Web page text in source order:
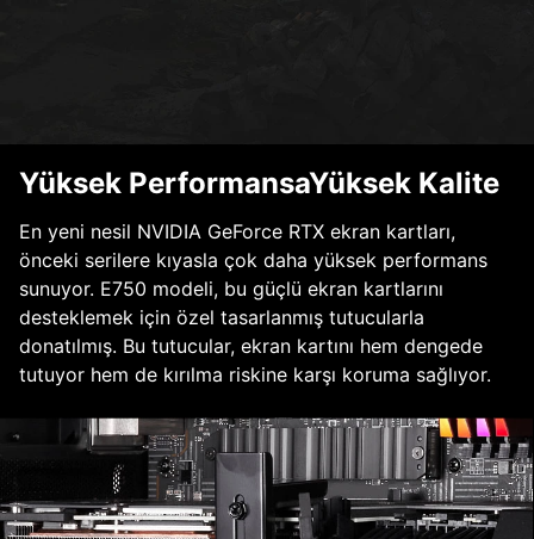
Yüksek PerformansaYüksek Kalite
En yeni nesil NVIDIA GeForce RTX ekran kartları,
önceki serilere kıyasla çok daha yüksek performans
sunuyor. E750 modeli, bu güçlü ekran kartlarını
desteklemek için özel tasarlanmış tutucularla
donatılmış. Bu tutucular, ekran kartını hem dengede
tutuyor hem de kırılma riskine karşı koruma sağlıyor.